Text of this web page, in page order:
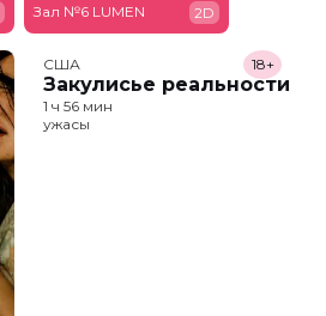
Зал №6 LUMEN
2D
США
Закулисье реальности
18+
1 ч 56 мин
ужасы